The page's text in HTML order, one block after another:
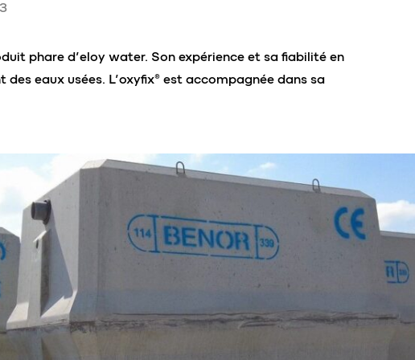
phare d’eloy water. Son expérience et sa fiabilité en
eaux usées. L’oxyfix® est accompagnée dans sa